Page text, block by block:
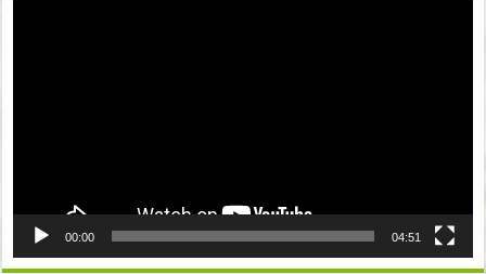
00:00 04:51